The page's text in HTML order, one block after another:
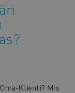
Klienti? Mis